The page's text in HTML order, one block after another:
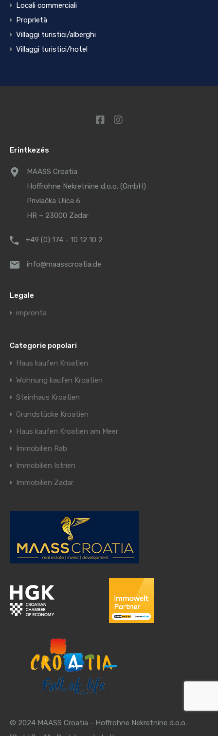
Locali commerciali
Proprietà
Villaggi turistici/alberghi
Villaggi turistici/hotel
Erintkezés
MAASS Croatia
Hoffrohne Nekretnine d.o.o. (GmbH)
Privlačka Ulica 6
HR – 23000 Zadar
+49 (0) 174 - 10 12 10 2
info@maasscroatia.de
Legale
impronta
Categorie popolari
Haus kaufen Kroatien
Wohnung kaufen Kroatien
Steinhaus Kroatien
Grundstücke Kroatien
Haus kaufen Kroatien am Meer
Immobilien Rab
Immobilien Istrien
Immobilien Zadar
© 2024 MAASS Croatia - Hoffrohne Nekretnine d.o.o.